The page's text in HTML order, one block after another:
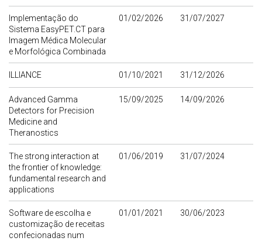
Implementação do
Sistema EasyPET.CT para
Imagem Médica Molecular
e Morfológica Combinada
01/02/2026 31/07/2027
ILLIANCE 01/10/2021 31/12/2026
Advanced Gamma
Detectors for Precision
Medicine and
Theranostics
15/09/2025 14/09/2026
The strong interaction at
the frontier of knowledge:
fundamental research and
applications
01/06/2019 31/07/2024
Software de escolha e
customização de receitas
confecionadas num
01/01/2021 30/06/2023